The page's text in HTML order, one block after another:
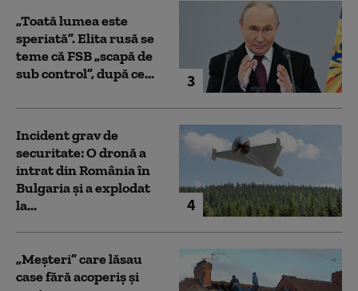
3
„Toată lumea este
speriată”. Elita rusă se
teme că FSB „scapă de
sub control”, după ce...
4
Incident grav de
securitate: O dronă a
intrat din România în
Bulgaria şi a explodat
la...
„Meșteri” care lăsau
case fără acoperiș și